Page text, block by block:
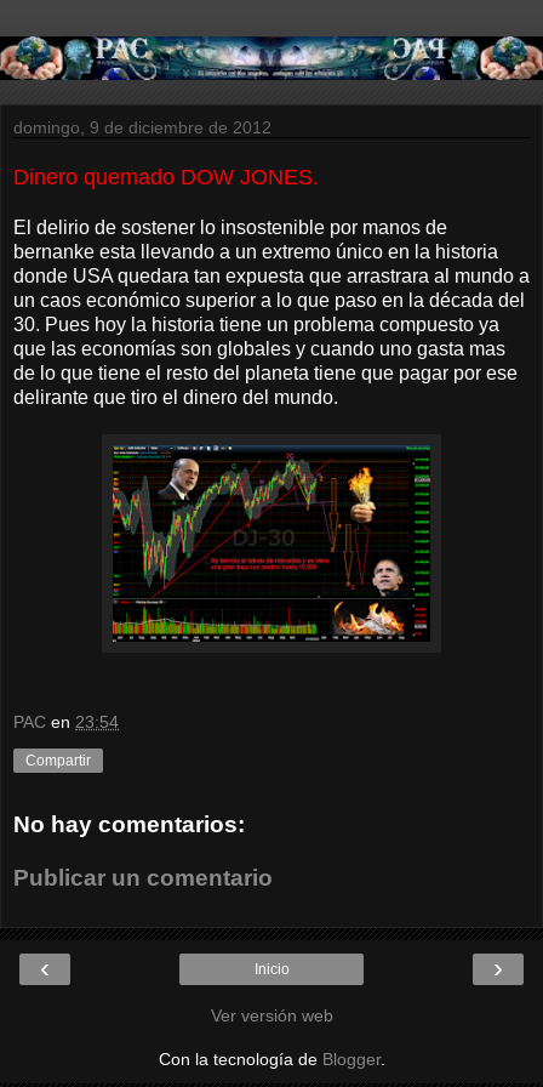
domingo, 9 de diciembre de 2012
Dinero quemado DOW JONES.
El delirio de sostener lo insostenible por manos de
bernanke esta llevando a un extremo único en la historia
donde USA quedara tan expuesta que arrastrara al mundo a
un caos económico superior a lo que paso en la década del
30. Pues hoy la historia tiene un problema compuesto ya
que las economías son globales y cuando uno gasta mas
de lo que tiene el resto del planeta tiene que pagar por ese
delirante que tiro el dinero del mundo.
PAC en 23:54
Compartir
No hay comentarios:
Publicar un comentario
‹ ›
Inicio
Ver versión web
Con la tecnología de Blogger.